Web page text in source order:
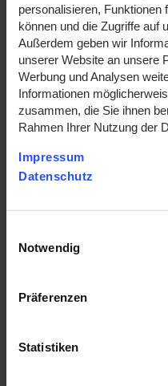
personalisieren, Funktionen
können und die Zugriffe auf
Außerdem geben wir
unserer Website an unsere
Werbung und Analysen
Informationen
zusammen, die Sie ihnen
Rahmen Ihrer Nutzung der
Impressum
Datenschutz
Notwendig
Präferenzen
Statistiken